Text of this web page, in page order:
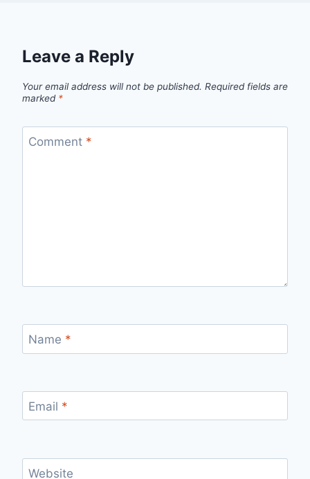
Leave a Reply
Your email address will not be published. Required fields are
marked *
Comment *
Name *
Email *
Website